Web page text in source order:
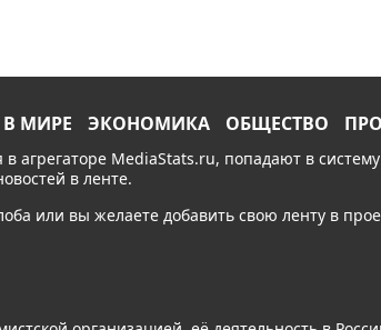
В МИРЕ ЭКОНОМИКА ОБЩЕСТВО
в агрегаторе MediaStats.ru, попадают в
в ленте.
или вы желаете добавить свою ленту в